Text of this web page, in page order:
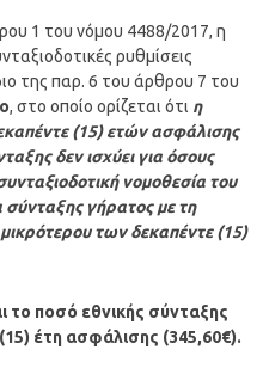
1 του νόμου 4488/2017, η
ρυθμίσεις
της παρ. 6 του άρθρου 7 του
, στο οποίο ορίζεται ότι η
(15) ετών ασφάλισης
δεν ισχύει για όσους
νομοθεσία του
γήρατος με τη
των δεκαπέντε (15)
το ποσό εθνικής σύνταξης
έτη ασφάλισης (345,60€).